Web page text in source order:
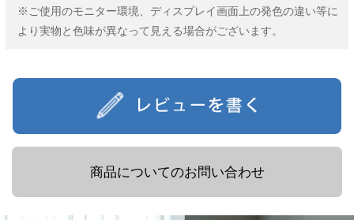
※ご使用のモニター環境、ディスプレイ画面上の発色の違い等に
より実物と色味が異なって見える場合がございます。
商品についてのお問い合わせ